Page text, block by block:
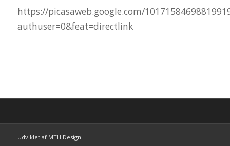
https://picasaweb.google.com/
authuser=0&feat=directlink
Udviklet af MTH Design